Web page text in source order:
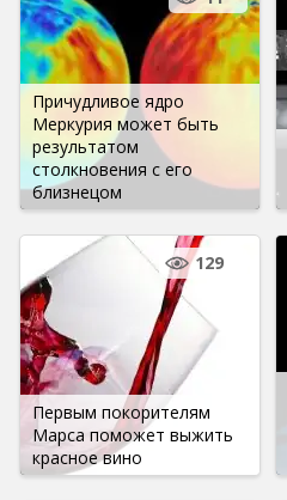
Причудливое ядро ​​
Меркурия может быть
результатом
столкновения с его
близнецом
Первым покорителям
Марса поможет выжить
красное вино
129